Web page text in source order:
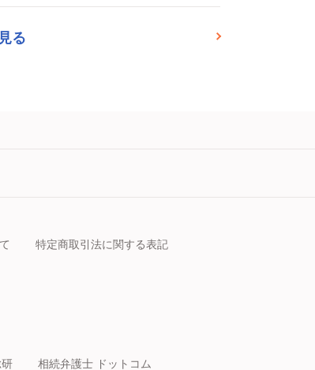
る
特定商取引法に関する表記
相続弁護士 ドットコム